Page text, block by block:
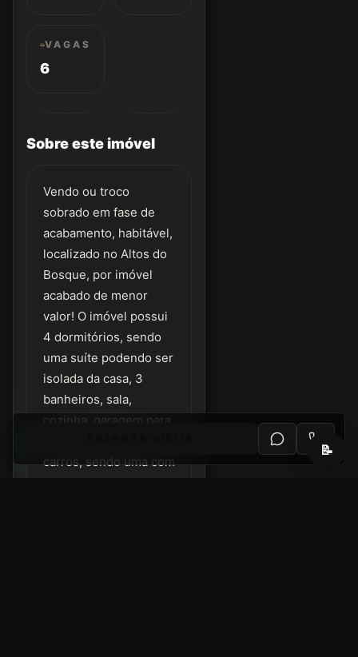
VAGAS
6
Sobre este imóvel
Vendo ou troco
sobrado em fase de
acabamento, habitável,
localizado no Altos do
Bosque, por imóvel
acabado de menor
valor! O imóvel possui
4 dormitórios, sendo
uma suíte podendo ser
isolada da casa, 3
banheiros, sala,
cozinha, garagem para
carros, sendo uma com
📝